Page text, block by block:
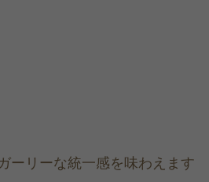
ーリーな統一感を味わえます